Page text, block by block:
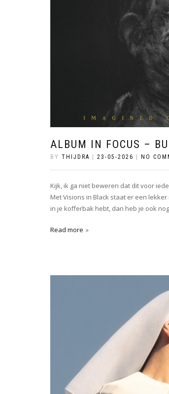
ALBUM IN FOCUS –
BY THIJDRA 23-05-2026 NO
Kijk, ik ga niet beweren dat dit voor
Met Visions in Black staat er een
in je kofferbak hebt, dan heb je ook
Read more